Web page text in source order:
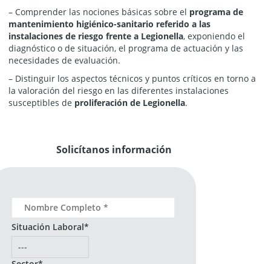
– Comprender las nociones básicas sobre el programa de
mantenimiento higiénico-sanitario referido a las
instalaciones de riesgo frente a Legionella, exponiendo el
diagnóstico o de situación, el programa de actuación y las
necesidades de evaluación.
– Distinguir los aspectos técnicos y puntos críticos en torno a
la valoración del riesgo en las diferentes instalaciones
susceptibles de proliferación de Legionella.
Solicítanos información
Situación Laboral*